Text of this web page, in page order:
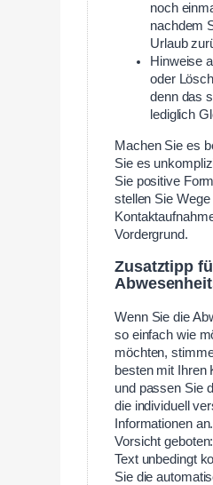
noch
nachdem
Urlaub
Hinweise
oder
denn das
lediglich
Machen Sie es
Sie es
Sie positive
stellen Sie
Vordergrund.
Zusatztipp
Wenn Sie die
so einfach wie
möchten,
besten mit Ihren
und passen Sie
die individuell
Informationen
Vorsicht
Text unbedingt
Sie die